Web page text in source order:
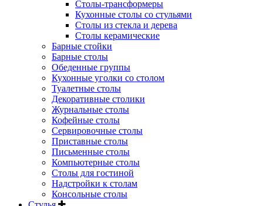
Столы-трансформеры
Кухонные столы со стульями
Столы из стекла и дерева
Столы керамические
Барные стойки
Барные столы
Обеденные группы
Кухонные уголки со столом
Туалетные столы
Декоративные столики
Журнальные столы
Кофейные столы
Сервировочные столы
Приставные столы
Письменные столы
Компьютерные столы
Столы для гостиной
Надстройки к столам
Консольные столы